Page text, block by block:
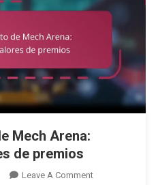
Mech Arena:
de premios
Leave A CommentOn